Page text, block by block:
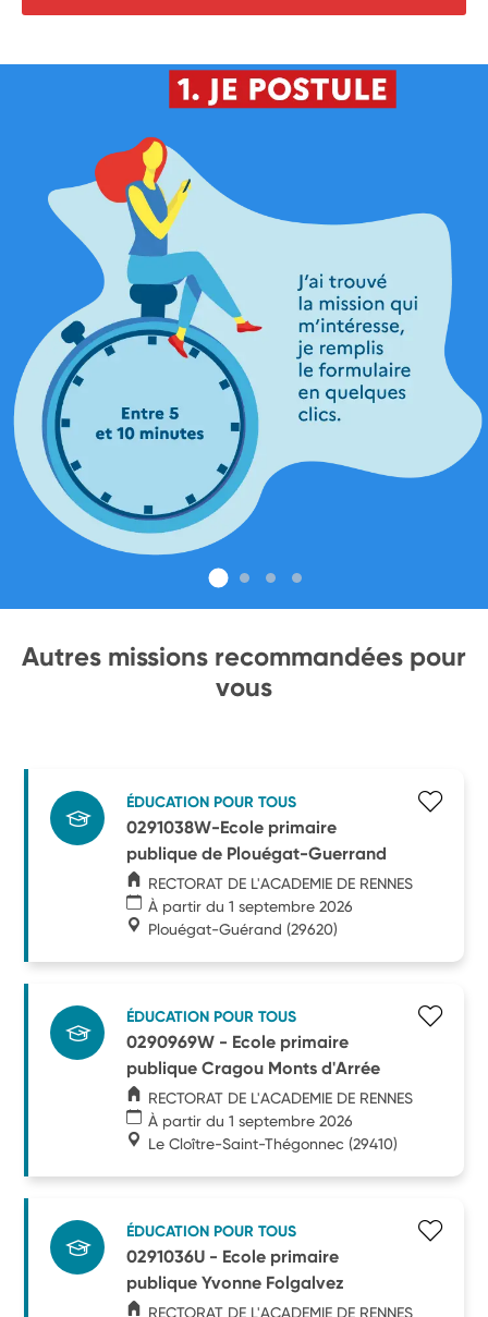
Autres missions recommandées pour
vous
ÉDUCATION POUR TOUS
0291038W-Ecole primaire
publique de Plouégat-Guerrand
RECTORAT DE L'ACADEMIE DE RENNES
À partir du 1 septembre 2026
Plouégat-Guérand (29620)
ÉDUCATION POUR TOUS
0290969W - Ecole primaire
publique Cragou Monts d'Arrée
RECTORAT DE L'ACADEMIE DE RENNES
À partir du 1 septembre 2026
Le Cloître-Saint-Thégonnec (29410)
ÉDUCATION POUR TOUS
0291036U - Ecole primaire
publique Yvonne Folgalvez
RECTORAT DE L'ACADEMIE DE RENNES